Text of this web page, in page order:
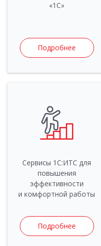
«1С»
Подробнее
Сервисы 1С:ИТС для
повышения
эффективности
и комфортной работы
Подробнее